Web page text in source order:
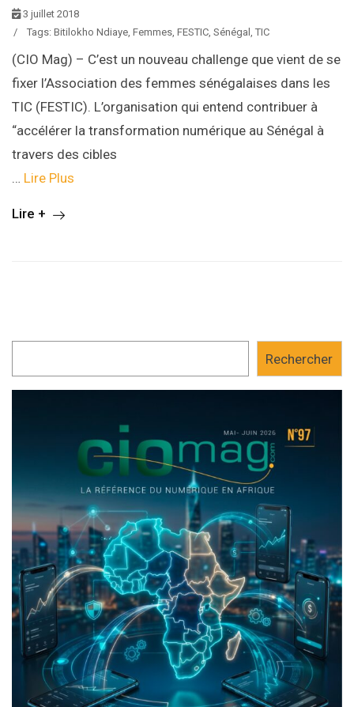
3 juillet 2018
/
Tags: Bitilokho Ndiaye, Femmes, FESTIC, Sénégal , TIC
(CIO Mag) – C’est un nouveau challenge que vient de se
fixer l’Association des femmes sénégalaises dans les
TIC (FESTIC). L’organisation qui entend contribuer à
“accélérer la transformation numérique au Sénégal à
travers des cibles
… Lire Plus
Lire +
Rechercher